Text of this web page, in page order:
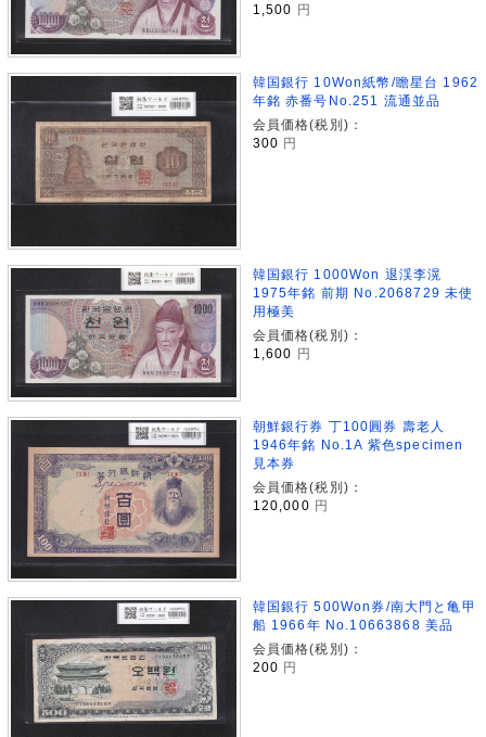
1,500 円
韓国銀行 10Won紙幣/瞻星台 1962
年銘 赤番号No.251 流通並品
会員価格(税別)：
300 円
韓国銀行 1000Won 退渓李滉
1975年銘 前期 No.2068729 未使
用極美
会員価格(税別)：
1,600 円
朝鮮銀行券 丁100圓券 壽老人
1946年銘 No.1A 紫色specimen
見本券
会員価格(税別)：
120,000 円
韓国銀行 500Won券/南大門と亀甲
船 1966年 No.10663868 美品
会員価格(税別)：
200 円